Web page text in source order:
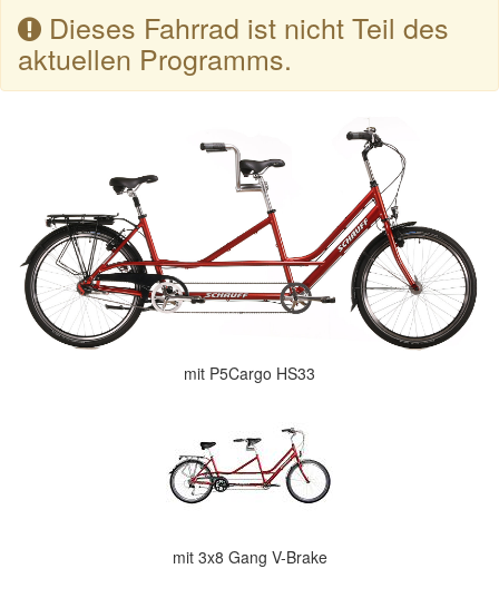
Dieses Fahrrad ist nicht Teil des
aktuellen Programms.
mit P5Cargo HS33
mit 3x8 Gang V-Brake